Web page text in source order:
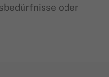
oder